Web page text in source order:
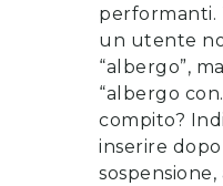
performanti.
un utente
“albergo”,
“albergo
compito?
inserire